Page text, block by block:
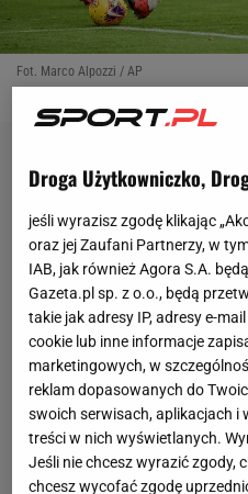
Fot. Marco Alpozzi / AP
Droga Użytkowniczko,
jeśli wyrazisz zgodę klikając
oraz jej Zaufani Partnerzy, w
IAB, jak również Agora S.A.
Gazeta.pl sp. z o.o., będą
takie jak adresy IP, adresy e-
cookie lub inne informacje
marketingowych, w
reklam dopasowanych do
swoich serwisach, aplikacjach i
treści w nich wyświetlanych.
Jeśli nie chcesz wyrazić zgody,
chcesz wycofać zgodę